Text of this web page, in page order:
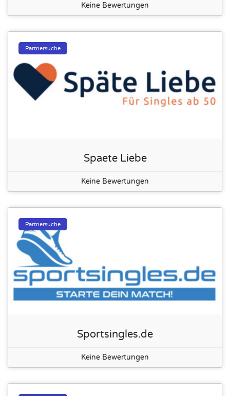
Keine Bewertungen
Partnersuche
Spaete Liebe
Keine Bewertungen
Partnersuche
Sportsingles.de
Keine Bewertungen